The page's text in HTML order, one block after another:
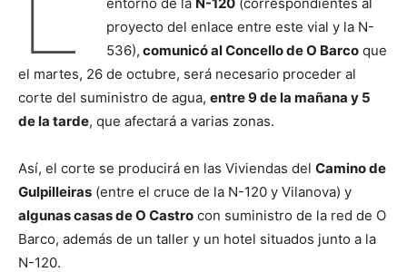
proyecto del enlace entre este vial y la N-
536), comunicó al Concello de O Barcoque
el martes, 26 de octubre, será necesario proceder al
corte del suministro de agua, entre 9 de la mañana y 5
de la tarde, que afectará a varias zonas.
Así, el corte se producirá en las Viviendas del Camino de
Gulpilleiras (entre el cruce de la N-120 y Vilanova) y
algunas casas de O Castro con suministro de la red de O
Barco, además de un taller y un hotel situados junto a la
N-120.